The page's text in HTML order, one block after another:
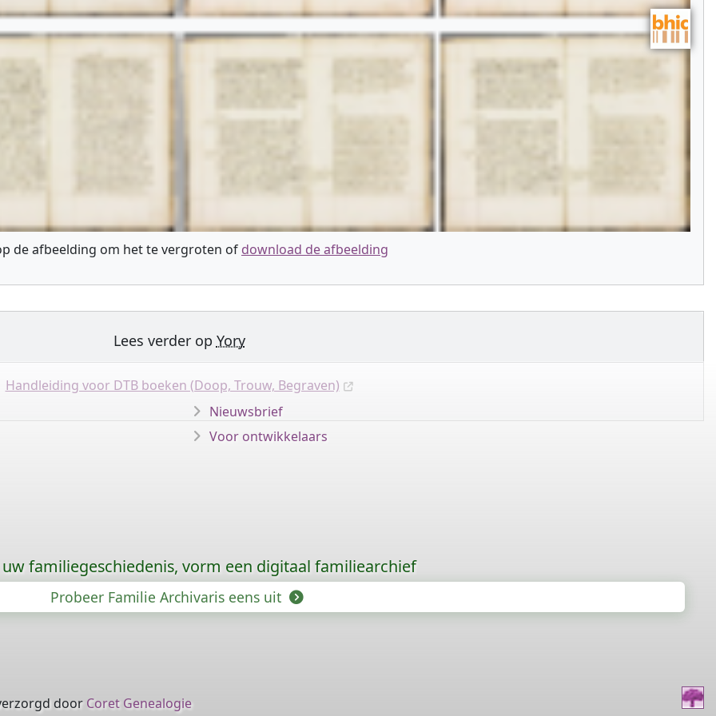
de afbeelding om het te vergroten of download de afbeelding
Lees verder op Yory
Handleiding voor DTB boeken (Doop, Trouw, Begraven)
Nieuwsbrief
Voor ontwikkelaars
familiegeschiedenis, vorm een digitaal familiearchief
Probeer Familie Archivaris eens uit
door Coret Genealogie